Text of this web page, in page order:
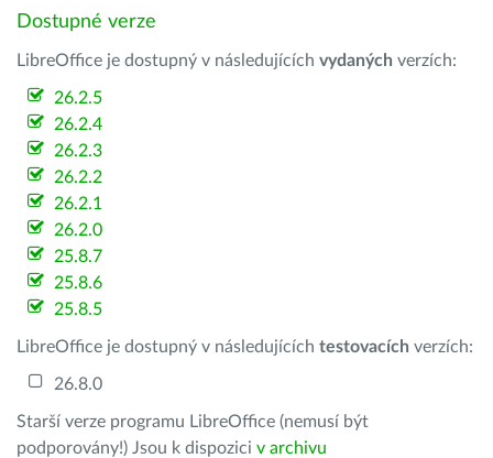
Dostupné verze
LibreOffice je dostupný v následujících vydaných verzích:
26.2.5
26.2.4
26.2.3
26.2.2
26.2.1
26.2.0
25.8.7
25.8.6
25.8.5
LibreOffice je dostupný v následujících testovacích verzích:
26.8.0
Starší verze programu LibreOffice (nemusí být
podporovány!) Jsou k dispozici v archivu